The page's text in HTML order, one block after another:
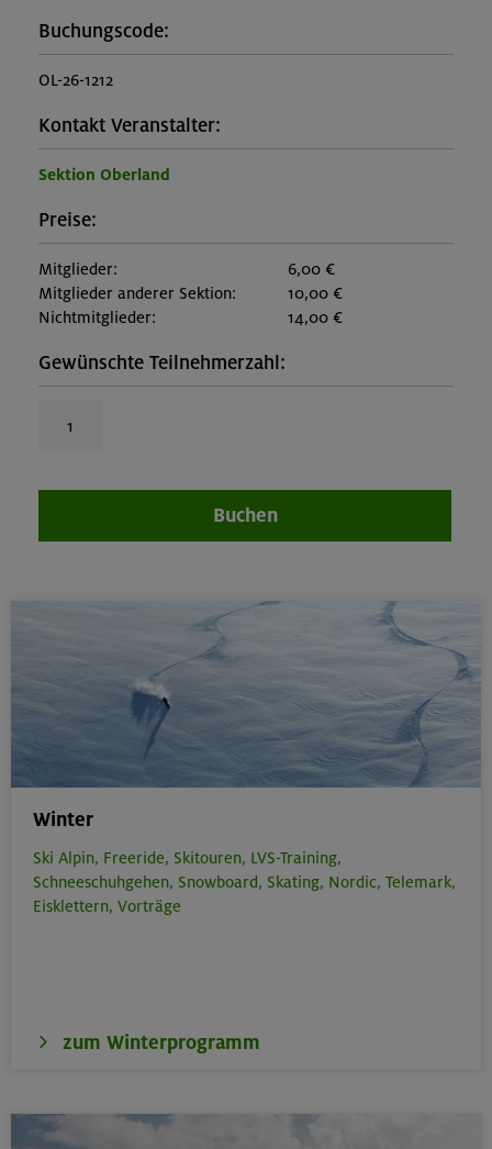
Buchungscode:
OL-26-1212
Kontakt Veranstalter:
Sektion Oberland
Preise:
Mitglieder:
6,00 €
Mitglieder anderer Sektion:
10,00 €
Nichtmitglieder:
14,00 €
Gewünschte Teilnehmerzahl:
Buchen
Winter
Ski Alpin, Freeride, Skitouren, LVS-Training,
Schneeschuhgehen, Snowboard, Skating, Nordic, Telemark,
Eisklettern, Vorträge
zum Winterprogramm